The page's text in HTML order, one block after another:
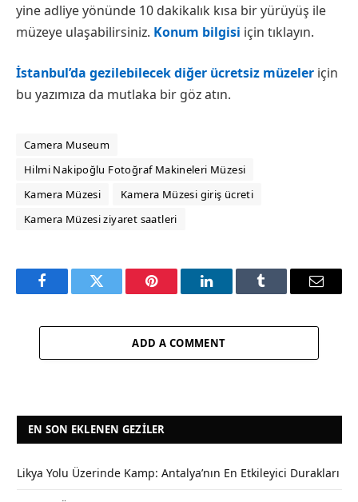
yine adliye yönünde 10 dakikalık kısa bir yürüyüş ile
müzeye ulaşabilirsiniz. Konum bilgisi için tıklayın.
İstanbul’da gezilebilecek diğer ücretsiz müzeler için
bu yazımıza da mutlaka bir göz atın.
Camera Museum
Hilmi Nakipoğlu Fotoğraf Makineleri Müzesi
Kamera Müzesi
Kamera Müzesi giriş ücreti
Kamera Müzesi ziyaret saatleri
FacebookTwitter Pinterest LinkedInTumblr Email
ADD A COMMENT
EN SON EKLENEN GEZILER
Likya Yolu Üzerinde Kamp: Antalya’nın En Etkileyici Durakları